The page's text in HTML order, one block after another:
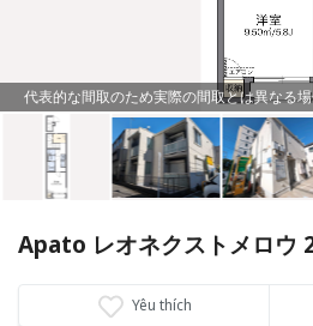
代表的な間取のため実際の間取とは異なる
Apato レオネクストメロウ
Yêu thích